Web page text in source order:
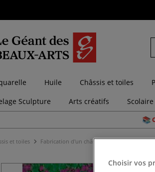
Huile Châssis et toiles
Sculpture
Arts créatifs Scolaire
et toiles Fabrication d'un châssis Toiles enduites
Choisir vos